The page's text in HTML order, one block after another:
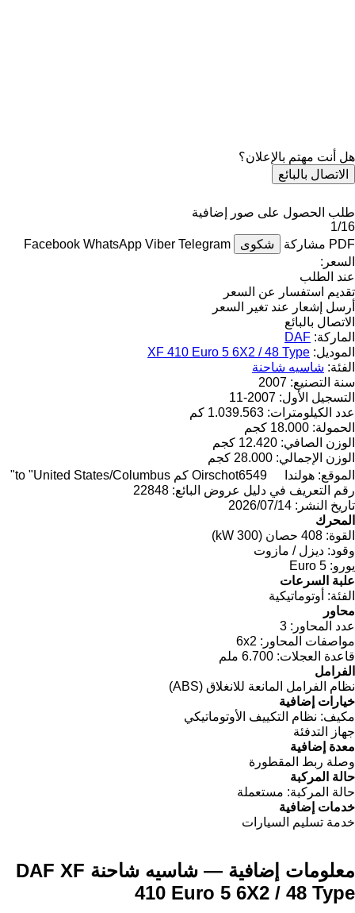
هل أنت مهتم بالإعلان؟
الاتصال بالبائع
طلب الحصول على صور إضافية
1/16
PDF مشاركة شكوى Facebook WhatsApp Viber Telegram
السعر:
عند الطلب
تقديم استفسار عن السعر
أرسل إشعار عند تغير السعر
الاتصال بالبائع
الماركة: DAF
الموديل: XF 410 Euro 5 6X2 / 48 Type
الفئة: شاسيه شاحنة
سنة التصنيع: 2007
التسجيل الأول: 2007-11
عدد الكيلومترات: 1.039.563 كم
الحمولة: 18.000 كجم
الوزن الصافي: 12.420 كجم
الوزن الإجمالي: 28.000 كجم
الموقع: هولندا Oirschot6549 كم to "United States/Columbus"
رقم التعريف في دليل عروض البائع: 22848
تاريخ النشر: 14‏/07‏/2026
المحرك
القوة: 408 حصان (300 kW)
وقود: ديزل / مازوت
يورو: Euro 5
علبة السرعات
الفئة: أوتوماتيكية
محاور
عدد المحاور: 3
مواصفات المحاور: 6x2
قاعدة العجلات: 6.700 ملم
الفرامل
نظام الفرامل المانعة للانغلاق (ABS)
خيارات إضافية
مكيف: نظام التكييف الأوتوماتيكي
جهاز التدفئة
معدة إضافية
وصلة ربط المقطورة
حالة المركبة
حالة المركبة: مستعملة
خدمات إضافية
خدمة تسليم السيارات
معلومات إضافية — شاسيه شاحنة DAF XF
410 Euro 5 6X2 / 48 Type